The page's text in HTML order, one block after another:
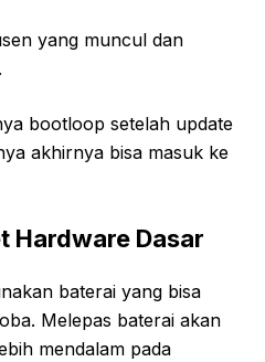
yang muncul dan
bootloop setelah update
akhirnya bisa masuk ke
Hardware Dasar
baterai yang bisa
Melepas baterai akan
mendalam pada